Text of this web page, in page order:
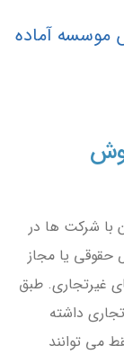
موسسه آماده
با شرکت ها در
یا مجاز
غیرتجاری. طبق
داشته
می توانند